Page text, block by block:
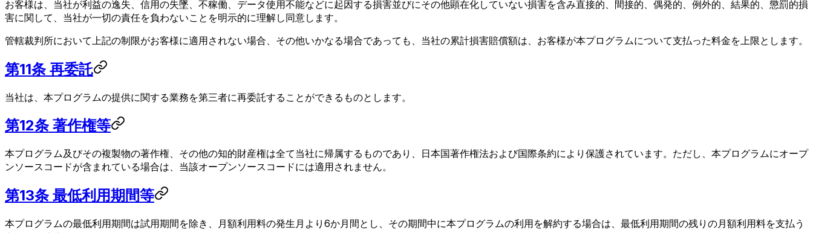
お客様は、当社が利益の逸失、信用の失墜、不稼働、データ使用不能などに起因する損害並びにその他顕在化していない損害を含み直接的、間接的、偶発的、例外的、結果的、懲罰的損
害に関して、当社が一切の責任を負わないことを明示的に理解し同意します。
管轄裁判所において上記の制限がお客様に適用されない場合、その他いかなる場合であっても、当社の累計損害賠償額は、お客様が本プログラムについて支払った料金を上限とします。
第11条 再委託
当社は、本プログラムの提供に関する業務を第三者に再委託することができるものとします。
第12条 著作権等
本プログラム及びその複製物の著作権、その他の知的財産権は全て当社に帰属するものであり、日本国著作権法および国際条約により保護されています。ただし、本プログラムにオープ
ンソースコードが含まれている場合は、当該オープンソースコードには適用されません。
第13条 最低利用期間等
本プログラムの最低利用期間は試用期間を除き、月額利用料の発生月より6か月間とし、その期間中に本プログラムの利用を解約する場合は、最低利用期間の残りの月額利用料を支払う